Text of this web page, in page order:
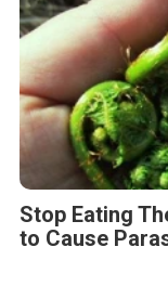
Stop Eating
to Cause